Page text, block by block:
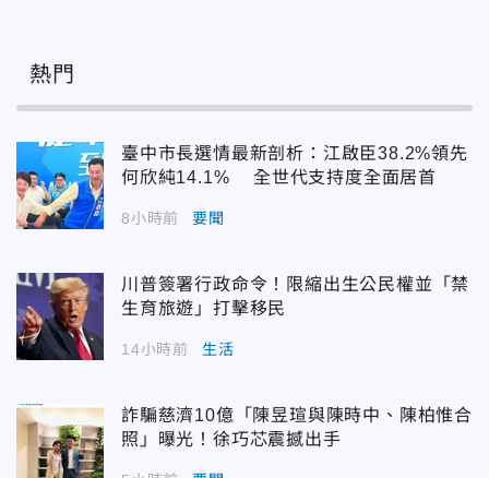
熱門
臺中市長選情最新剖析：江啟臣38.2%領先
何欣純14.1% 全世代支持度全面居首
8小時前 要聞
川普簽署行政命令！限縮出生公民權並「禁
生育旅遊」打擊移民
14小時前 生活
詐騙慈濟10億「陳昱瑄與陳時中、陳柏惟合
照」曝光！徐巧芯震撼出手